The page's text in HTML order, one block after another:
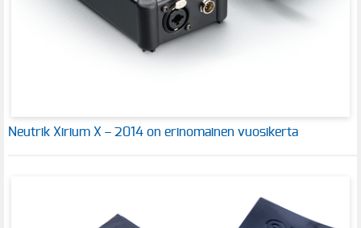
Neutrik Xirium X – 2014 on erinomainen vuosikerta